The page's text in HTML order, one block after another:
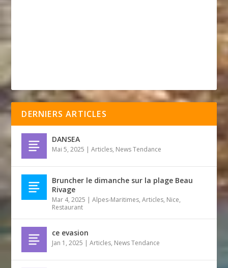
DERNIERS ARTICLES
DANSEA
Mai 5, 2025 |Articles, News Tendance
Bruncher le dimanche sur la plage Beau
Rivage
Mar 4, 2025 |Alpes-Maritimes,Articles, Nice,
Restaurant
ce evasion
Jan 1, 2025 |Articles, News Tendance